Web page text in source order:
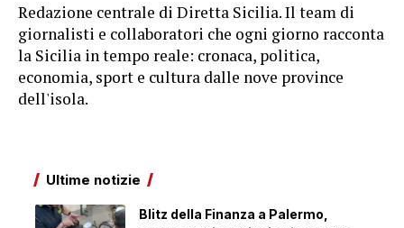
Redazione centrale di Diretta Sicilia. Il team di
giornalisti e collaboratori che ogni giorno racconta
la Sicilia in tempo reale: cronaca, politica,
economia, sport e cultura dalle nove province
dell'isola.
Ultime notizie
Blitz della Finanza a Palermo,